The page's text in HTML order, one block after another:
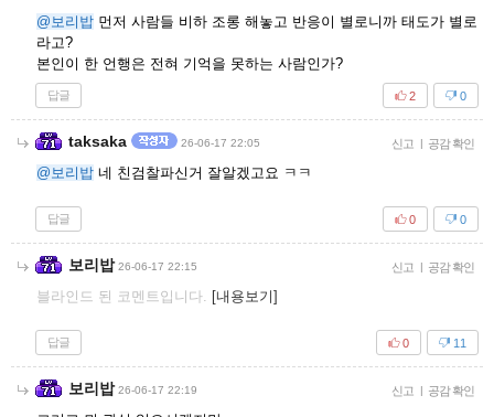
@보리밥 먼저 사람들 비하 조롱 해놓고 반응이 별로니까 태도가 별로
라고?
본인이 한 언행은 전혀 기억을 못하는 사람인가?
답글 0
2
taksaka 26-06-17 22:05 신고 | 공감 확인
@보리밥 네 친검찰파신거 잘알겠고요 ㅋㅋ
답글 0
0
보리밥 26-06-17 22:15 신고 | 공감 확인
블라인드 된 코멘트입니다. [내용보기]
답글 11
0
보리밥 26-06-17 22:19 신고 | 공감 확인